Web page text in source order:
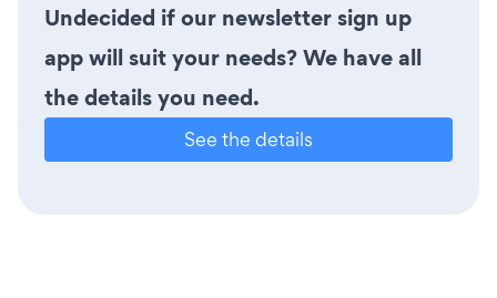
Undecided if our newsletter sign up
app will suit your needs? We have all
the details you need.
See the details